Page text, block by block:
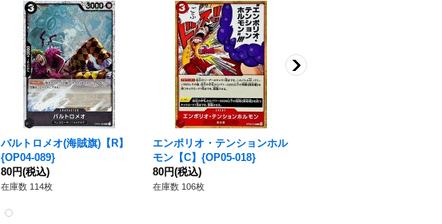
バルトロメオ(海賊旗)【R】
{OP04-089}
80円(税込)
在庫数 114枚
エンポリオ・テンションホル
モン【C】{OP05-018}
80円(税込)
在庫数 106枚